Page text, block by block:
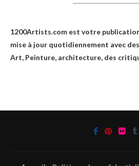
1200Artists.com est votre
mise à jour quotidiennement avec
Art, Peinture, architecture, des